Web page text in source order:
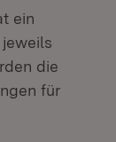
ein
die
für